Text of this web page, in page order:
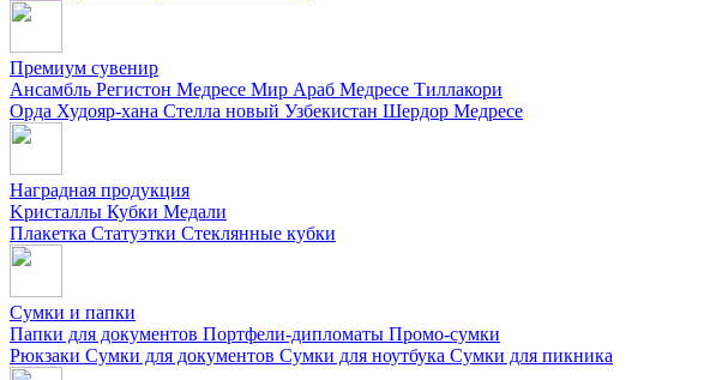
Премиум сувенир
Ансамбль Регистон Медресе Мир Араб Медресе Тиллакори
Орда Худояр-хана Стелла новый Узбекистан Шердор Медресе
Наградная продукция
Kристаллы Кубки Медали
Плакетка Статуэтки Стеклянные кубки
Сумки и папки
Папки для документов Портфели-дипломаты Промо-сумки
Рюкзаки Сумки для документов Сумки для ноутбука Сумки для пикника